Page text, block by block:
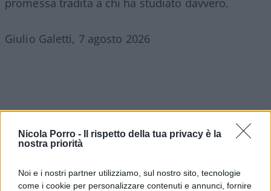
Nicola Porro -
Il rispetto della tua privacy è la
nostra priorità
Noi e i nostri partner utilizziamo, sul nostro sito, tecnologie
come i cookie per personalizzare contenuti e annunci, fornire
promessa tradita a chi ha studiato davvero.
Giulio Galetti, 7 agosto 2026